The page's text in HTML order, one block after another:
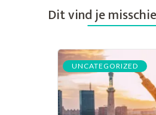
Dit vind je
UNCATEGORIZED